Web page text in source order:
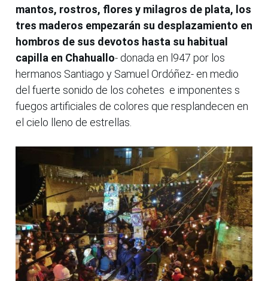
mantos, rostros, flores y milagros de plata, los
tres maderos empezarán su desplazamiento en
hombros de sus devotos hasta su habitual
capilla en Chahuallo- donada en l947 por los
hermanos Santiago y Samuel Ordóñez- en medio
del fuerte sonido de los cohetes e imponentes s
fuegos artificiales de colores que resplandecen en
el cielo lleno de estrellas.